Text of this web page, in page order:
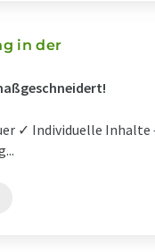
in der
✓ Individuelle Inhalte